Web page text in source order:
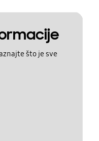
što je sve